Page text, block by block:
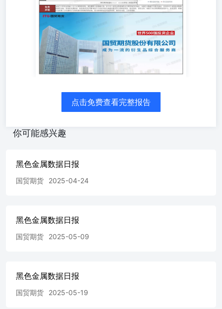
点击免费查看完整报告
你可能感兴趣
黑色金属数据日报
国贸期货 2025-04-24
黑色金属数据日报
国贸期货 2025-05-09
黑色金属数据日报
国贸期货 2025-05-19